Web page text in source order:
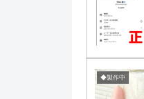
◆製作中